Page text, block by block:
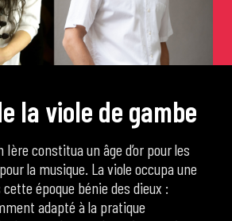
/ Pass Culture
e la viole de gambe
Ière constitua un âge d’or pour les
la musique. La viole occupa une
époque bénie des dieux :
adapté à la pratique